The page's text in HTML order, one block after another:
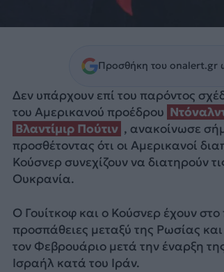
Προσθήκη του onalert.gr
Δεν υπάρχουν επί του παρόντος
του Αμερικανού προέδρου
Βλαντίμιρ Πούτιν , ανακοίνωσε
προσθέτοντας ότι οι Αμερικανοί
Κούσνερ συνεχίζουν να διατηρούν
Ουκρανία.
Ο Γουίτκοφ και ο Κούσνερ έχουν
προσπάθειες μεταξύ της Ρωσίας
τον Φεβρουάριο μετά την έναρξη
Ισραήλ κατά του Ιράν.